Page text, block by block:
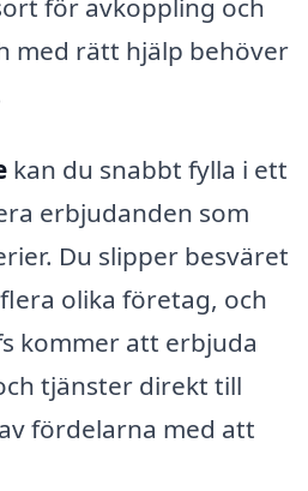
för avkoppling och
med rätt hjälp behöver
kan du snabbt fylla i ett
erbjudanden som
Du slipper besväret
olika företag, och
kommer att erbjuda
tjänster direkt till
fördelarna med att